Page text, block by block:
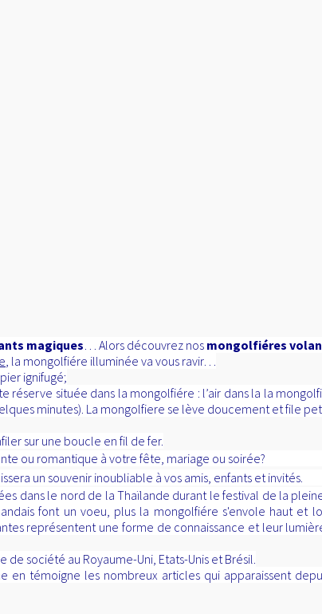
magiques… Alors découvrez nos mongolfiéres
, la mongolfiére illuminée va vous ravir…
ignifugé;
située dans la mongolfiére : l’air dans la la
minutes). La mongolfiere se lève doucement et file
sur une boucle en fil de fer.
différente ou romantique à votre fête, mariage
il laissera un souvenir inoubliable à vos amis,
dans le nord de la Thaïlande durant le festival de la
font un voeu, plus la mongolfiére s'envole haut et
représentent une forme de connaissance et leur
société au Royaume-Uni, Etats-Unis et Brésil.
en témoigne les nombreux articles qui apparaissent